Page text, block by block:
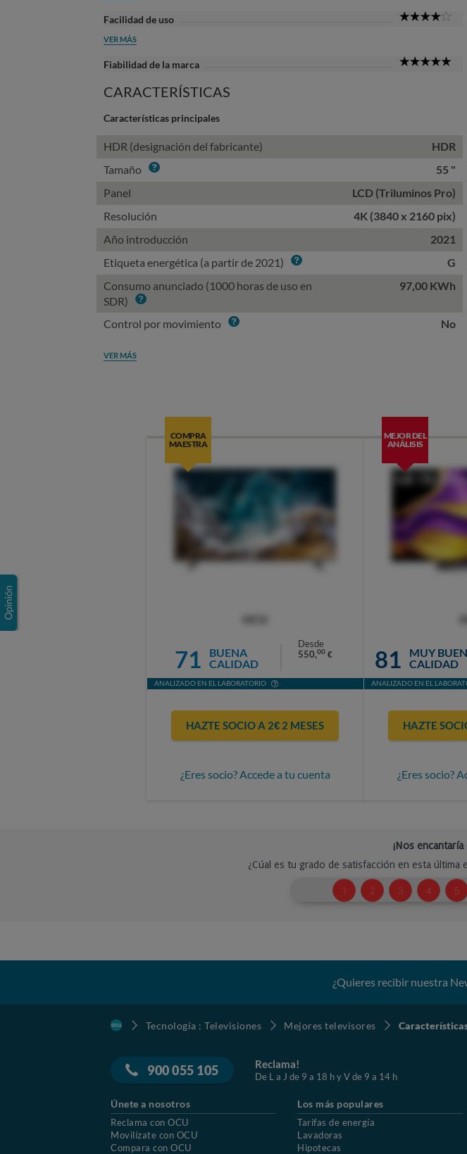
Facilidad de uso
VER MÁS
Fiabilidad de la marca
CARACTERÍSTICAS
Características principales
HDR (designación del fabricante)
HDR
Tamaño Info
55 "
Panel
LCD (Triluminos Pro)
Resolución
4K (3840 x 2160 pix)
Año introducción
2021
Etiqueta energética (a partir de 2021) Info
G
Consumo anunciado (1000 horas de uso en
SDR) Info
97,00 KWh
Control por movimiento Info No
VER MÁS
COMPRA
MAESTRA
71
BUENA
CALIDAD
Desde
550,00 €
ANALIZADO EN EL LABORATORIO
HAZTE SOCIO A 2€ 2 MESES
¿Eres socio? Accede a tu cuenta
MEJOR DEL
ANÁLISIS
81
MUY
CALIDAD
ANALIZADO EN EL
HAZTE
¿Eres socio?
¿Quieres recibir nuestra
Tecnología : Televisiones Mejores televisores
900 055 105 Reclama!
De L a J de 9 a 18 h y V de 9 a 14 h
Únete a nosotros
Reclama con OCU
Movilízate con OCU
Compara con OCU
Los más populares
Tarifas de energía
Lavadoras
Hipotecas